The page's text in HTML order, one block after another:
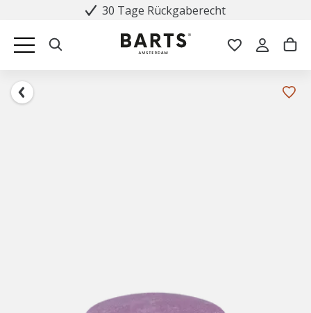
30 Tage Rückgaberecht